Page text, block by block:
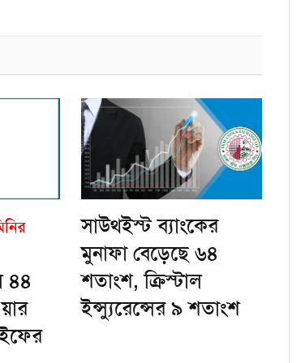
৪৪
সাউথইস্ট ব্যাংকের
মুনাফা বেড়েছে ৬৪
শতাংশ, ক্রিস্টাল
ইন্স্যুরেন্সের ৯ শতাংশ